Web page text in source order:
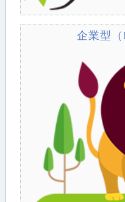
企業型（